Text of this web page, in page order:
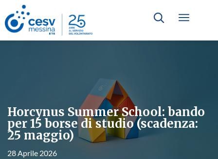
Horcynus Summer School: bando
per 15 borse di studio (scadenza:
25 maggio)
28 Aprile 2026